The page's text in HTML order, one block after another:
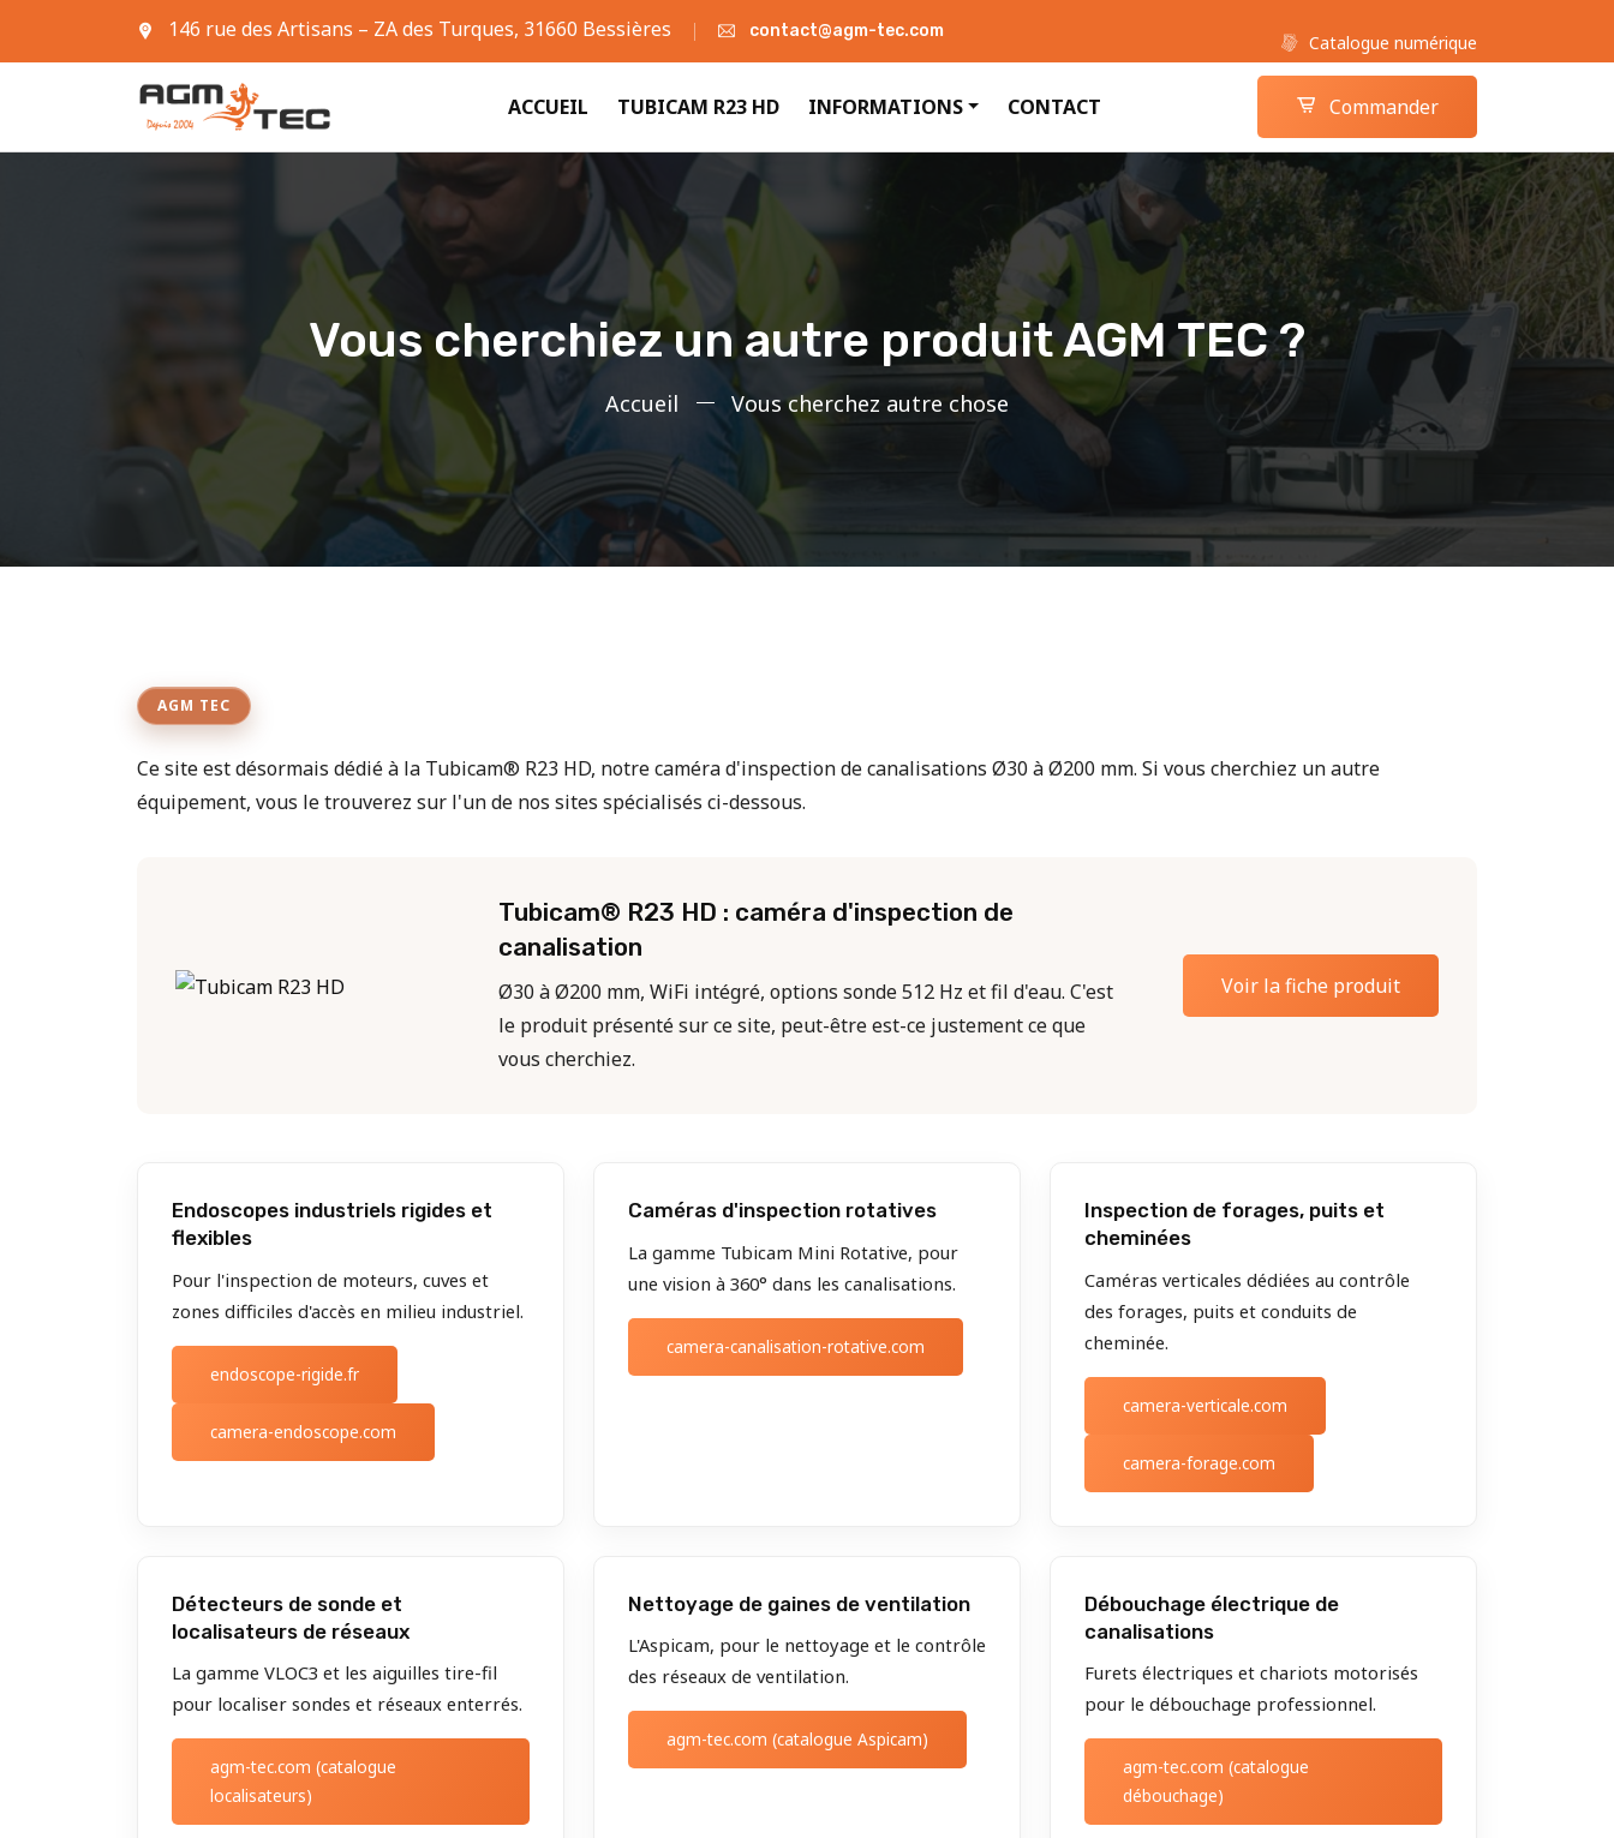
146 rue des Artisans – ZA des Turques, 31660 Bessières contact@agm-tec.com
05 61 42 90 63
Catalogue numérique
Boutique camera-inspection.com
Panier
ACCUEIL TUBICAM R23 HD INFORMATIONS CONTACT Commander
Vous cherchiez un autre produit AGM TEC ?
Accueil Vous cherchez autre chose
AGM TEC
Ce site est désormais dédié à la Tubicam® R23 HD, notre caméra d'inspection de canalisations Ø30 à Ø200 mm. Si vous cherchiez un autre
équipement, vous le trouverez sur l'un de nos sites spécialisés ci-dessous.
Tubicam® R23 HD : caméra d'inspection de
canalisation
Ø30 à Ø200 mm, WiFi intégré, options sonde 512 Hz et fil d'eau. C'est
le produit présenté sur ce site, peut-être est-ce justement ce que
vous cherchiez.
Voir la fiche produit
Endoscopes industriels rigides et
flexibles
Pour l'inspection de moteurs, cuves et
zones difficiles d'accès en milieu industriel.
endoscope-rigide.fr
camera-endoscope.com
Caméras d'inspection rotatives
La gamme Tubicam Mini Rotative, pour
une vision à 360° dans les canalisations.
camera-canalisation-rotative.com
Inspection de forages, puits et
cheminées
Caméras verticales dédiées au contrôle
des forages, puits et conduits de
cheminée.
camera-verticale.com
camera-forage.com
Détecteurs de sonde et
localisateurs de réseaux
La gamme VLOC3 et les aiguilles tire-fil
pour localiser sondes et réseaux enterrés.
agm-tec.com (catalogue
localisateurs)
Nettoyage de gaines de ventilation
L'Aspicam, pour le nettoyage et le contrôle
des réseaux de ventilation.
agm-tec.com (catalogue Aspicam)
Débouchage électrique de
canalisations
Furets électriques et chariots motorisés
pour le débouchage professionnel.
agm-tec.com (catalogue
débouchage)